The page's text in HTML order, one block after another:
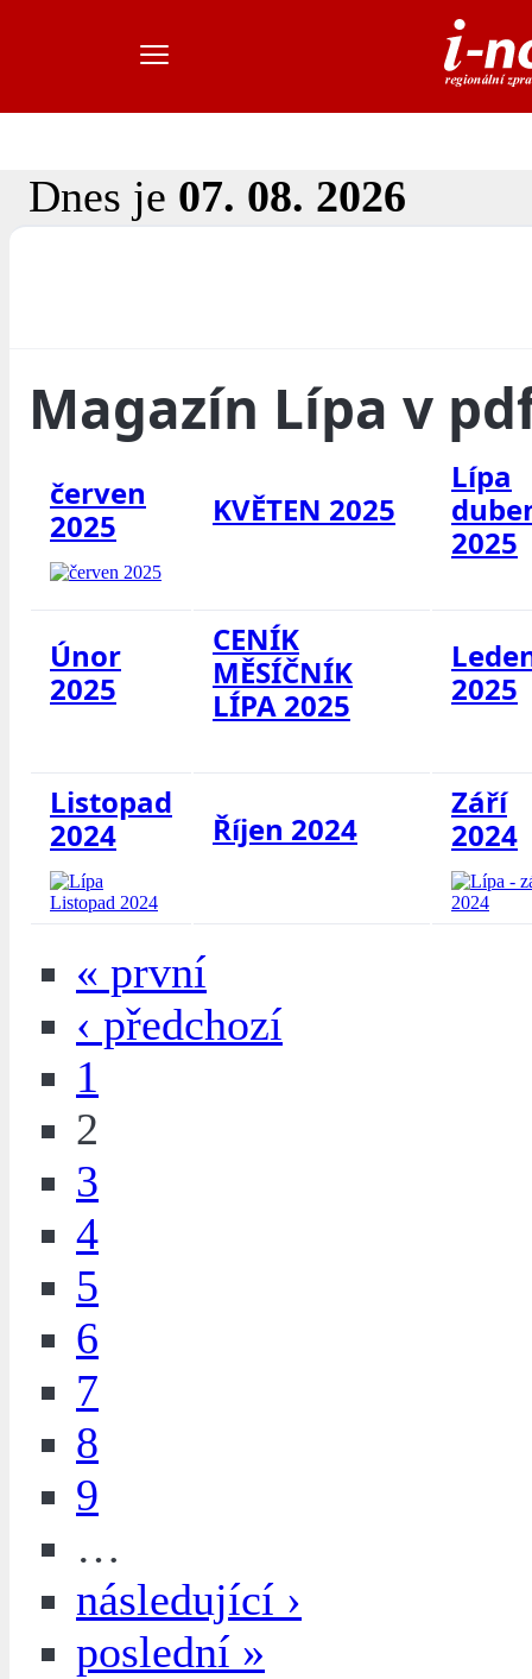
Dnes je 07. 08. 2026
Magazín Lípa v
červen
2025
KVĚTEN 2025
Lípa
2025
Únor
2025
CENÍK
MĚSÍČNÍK
LÍPA 2025
2025
Listopad
2024
Říjen 2024
Září
2024
« první
‹ předchozí
1
2
3
4
5
6
7
8
9
…
následující ›
poslední »